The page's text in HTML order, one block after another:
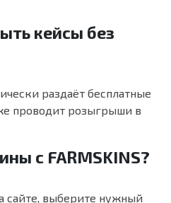
кейсы без
раздаёт бесплатные
проводит розыгрыши в
с FARMSKINS?
сайте, выберите нужный